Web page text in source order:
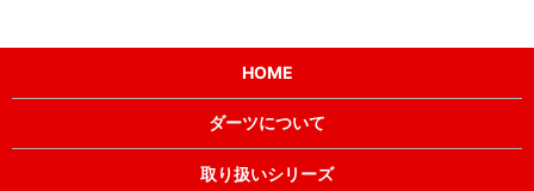
HOME
ダーツについて
取り扱いシリーズ